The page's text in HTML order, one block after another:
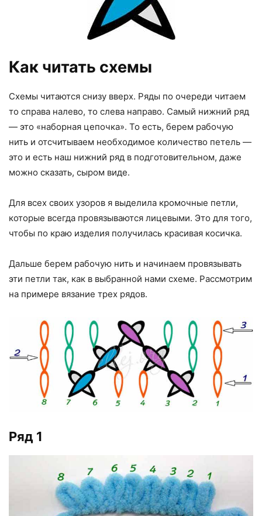
Как читать схемы
Схемы читаются снизу вверх. Ряды по очереди читаем
то справа налево, то слева направо. Самый нижний ряд
— это «наборная цепочка». То есть, берем рабочую
нить и отсчитываем необходимое количество петель —
это и есть наш нижний ряд в подготовительном, даже
можно сказать, сыром виде.
Для всех своих узоров я выделила кромочные петли,
которые всегда провязываются лицевыми. Это для того,
чтобы по краю изделия получилась красивая косичка.
Дальше берем рабочую нить и начинаем провязывать
эти петли так, как в выбранной нами схеме. Рассмотрим
на примере вязание трех рядов.
Ряд 1